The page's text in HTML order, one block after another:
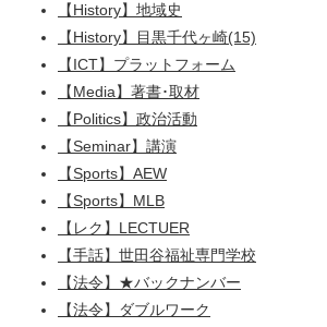
【History】地域史
【History】目黒千代ヶ崎(15)
【ICT】プラットフォーム
【Media】著書･取材
【Politics】政治活動
【Seminar】講演
【Sports】AEW
【Sports】MLB
【レク】LECTUER
【手話】世田谷福祉専門学校
【法令】★バックナンバー
【法令】ダブルワーク